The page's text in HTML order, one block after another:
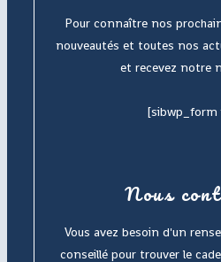
Pour connaître nos
nouveautés et toutes nos
et recevez notre
[sibwp_form
Nous
Vous avez besoin d'un
conseillé pour trouver le